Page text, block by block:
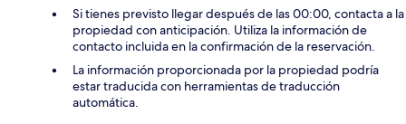
Si tienes previsto llegar después de las 00:00, contacta a la
propiedad con anticipación. Utiliza la información de
contacto incluida en la confirmación de la reservación.
La información proporcionada por la propiedad podría
estar traducida con herramientas de traducción
automática.